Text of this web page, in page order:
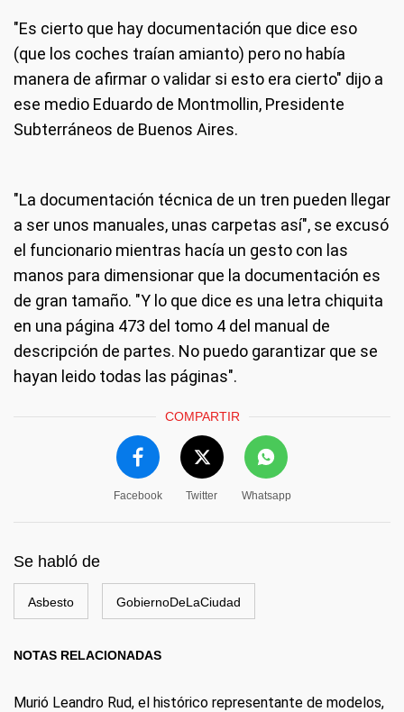
"Es cierto que hay documentación que dice eso
(que los coches traían amianto) pero no había
manera de afirmar o validar si esto era cierto" dijo a
ese medio Eduardo de Montmollin, Presidente
Subterráneos de Buenos Aires.
"La documentación técnica de un tren pueden llegar
a ser unos manuales, unas carpetas así", se excusó
el funcionario mientras hacía un gesto con las
manos para dimensionar que la documentación es
de gran tamaño. "Y lo que dice es una letra chiquita
en una página 473 del tomo 4 del manual de
descripción de partes. No puedo garantizar que se
hayan leido todas las páginas".
COMPARTIR
Facebook Twitter Whatsapp
Se habló de
Asbesto GobiernoDeLaCiudad
NOTAS RELACIONADAS
Murió Leandro Rud, el histórico representante de modelos,